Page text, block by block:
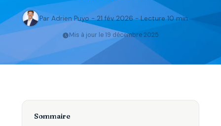
Par Adrien Puyo - 21 fév 2026 - Lecture 10 min
Mis à jour le 19 décembre 2025
Sommaire